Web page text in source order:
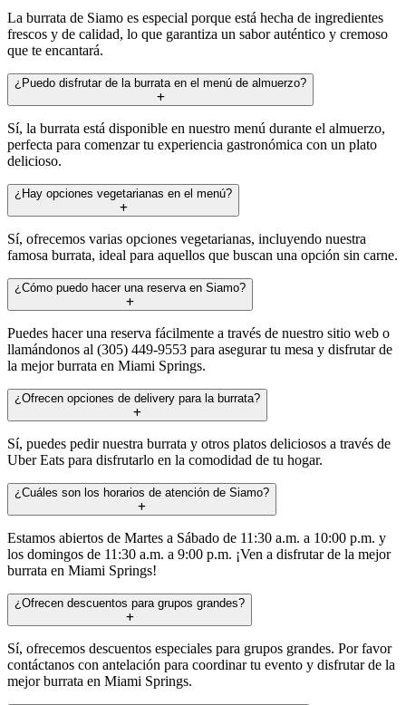
La burrata de Siamo es especial porque está hecha de ingredientes
frescos y de calidad, lo que garantiza un sabor auténtico y cremoso
que te encantará.
¿Puedo disfrutar de la burrata en el menú de almuerzo?
Sí, la burrata está disponible en nuestro menú durante el almuerzo,
perfecta para comenzar tu experiencia gastronómica con un plato
delicioso.
¿Hay opciones vegetarianas en el menú?
Sí, ofrecemos varias opciones vegetarianas, incluyendo nuestra
famosa burrata, ideal para aquellos que buscan una opción sin carne.
¿Cómo puedo hacer una reserva en Siamo?
Puedes hacer una reserva fácilmente a través de nuestro sitio web o
llamándonos al (305) 449-9553 para asegurar tu mesa y disfrutar de
la mejor burrata en Miami Springs.
¿Ofrecen opciones de delivery para la burrata?
Sí, puedes pedir nuestra burrata y otros platos deliciosos a través de
Uber Eats para disfrutarlo en la comodidad de tu hogar.
¿Cuáles son los horarios de atención de Siamo?
Estamos abiertos de Martes a Sábado de 11:30 a.m. a 10:00 p.m. y
los domingos de 11:30 a.m. a 9:00 p.m. ¡Ven a disfrutar de la mejor
burrata en Miami Springs!
¿Ofrecen descuentos para grupos grandes?
Sí, ofrecemos descuentos especiales para grupos grandes. Por favor
contáctanos con antelación para coordinar tu evento y disfrutar de la
mejor burrata en Miami Springs.